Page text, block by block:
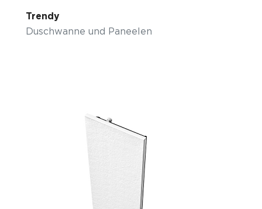
Trendy
Duschwanne und Paneelen